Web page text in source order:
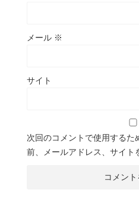
メール ※
サイト
次回のコメントで使用するた
前、メールアドレス、サイト